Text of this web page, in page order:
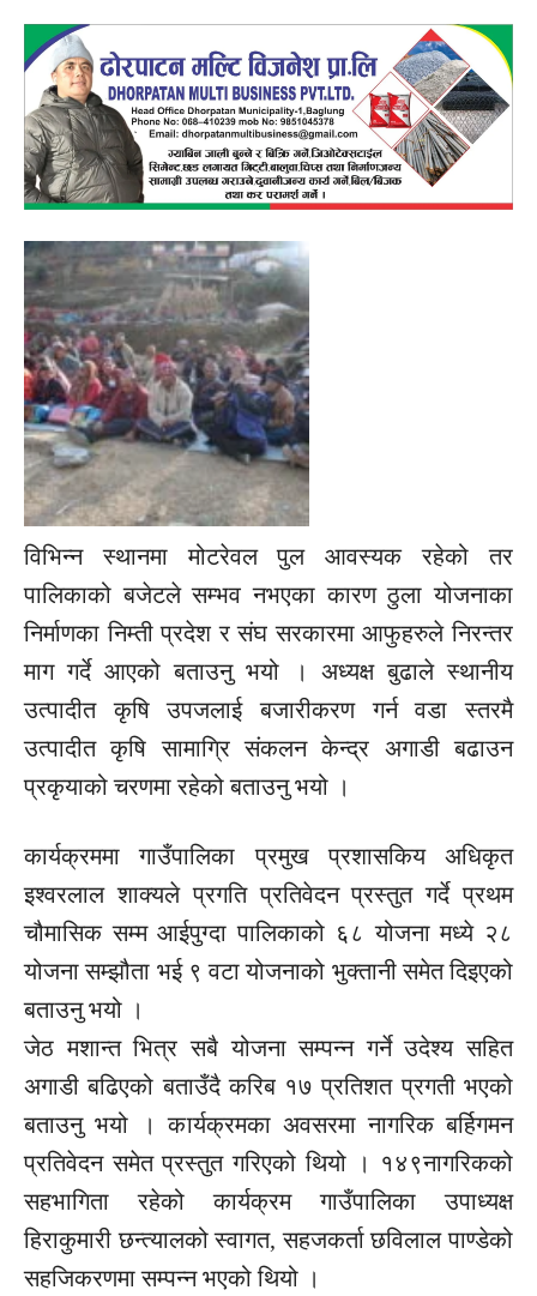
विभिन्न स्थानमा मोटरेवल पुल आवस्यक रहेको तर
पालिकाको बजेटले सम्भव नभएका कारण ठुला योजनाका
निर्माणका निम्ती प्रदेश र संघ सरकारमा आफुहरुले निरन्तर
माग गर्दे आएको बताउनु भयो । अध्यक्ष बुढाले स्थानीय
उत्पादीत कृषि उपजलाई बजारीकरण गर्न वडा स्तरमै
उत्पादीत कृषि सामाग्रि संकलन केन्द्र अगाडी बढाउन
प्रकृयाको चरणमा रहेको बताउनु भयो ।
कार्यक्रममा गाउँपालिका प्रमुख प्रशासकिय अधिकृत
इश्वरलाल शाक्यले प्रगति प्रतिवेदन प्रस्तुत गर्दे प्रथम
चौमासिक सम्म आईपुग्दा पालिकाको ६८ योजना मध्ये २८
योजना सम्झौता भई ९ वटा योजनाको भुक्तानी समेत दिइएको
बताउनु भयो ।
जेठ मशान्त भित्र सबै योजना सम्पन्न गर्ने उदेश्य सहित
अगाडी बढिएको बताउँदै करिब १७ प्रतिशत प्रगती भएको
बताउनु भयो । कार्यक्रमका अवसरमा नागरिक बर्हिगमन
प्रतिवेदन समेत प्रस्तुत गरिएको थियो । १४९नागरिकको
सहभागिता रहेको कार्यक्रम गाउँपालिका उपाध्यक्ष
हिराकुमारी छन्त्यालको स्वागत, सहजकर्ता छविलाल पाण्डेको
सहजिकरणमा सम्पन्न भएको थियो ।